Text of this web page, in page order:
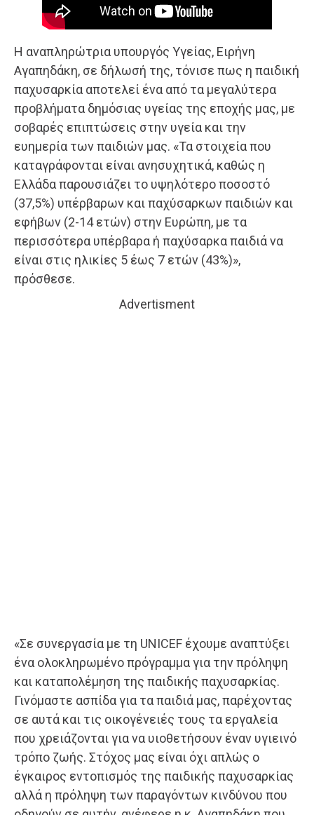
Η αναπληρώτρια υπουργός Υγείας, Ειρήνη
Αγαπηδάκη, σε δήλωσή της, τόνισε πως η παιδική
παχυσαρκία αποτελεί ένα από τα μεγαλύτερα
προβλήματα δημόσιας υγείας της εποχής μας, με
σοβαρές επιπτώσεις στην υγεία και την
ευημερία των παιδιών μας. «Τα στοιχεία που
καταγράφονται είναι ανησυχητικά, καθώς η
Ελλάδα παρουσιάζει το υψηλότερο ποσοστό
(37,5%) υπέρβαρων και παχύσαρκων παιδιών και
εφήβων (2-14 ετών) στην Ευρώπη, με τα
περισσότερα υπέρβαρα ή παχύσαρκα παιδιά να
είναι στις ηλικίες 5 έως 7 ετών (43%)»,
πρόσθεσε.
Advertisment
«Σε συνεργασία με τη UNICEF έχουμε αναπτύξει
ένα ολοκληρωμένο πρόγραμμα για την πρόληψη
και καταπολέμηση της παιδικής παχυσαρκίας.
Γινόμαστε ασπίδα για τα παιδιά μας, παρέχοντας
σε αυτά και τις οικογένειές τους τα εργαλεία
που χρειάζονται για να υιοθετήσουν έναν υγιεινό
τρόπο ζωής. Στόχος μας είναι όχι απλώς ο
έγκαιρος εντοπισμός της παιδικής παχυσαρκίας
αλλά η πρόληψη των παραγόντων κινδύνου που